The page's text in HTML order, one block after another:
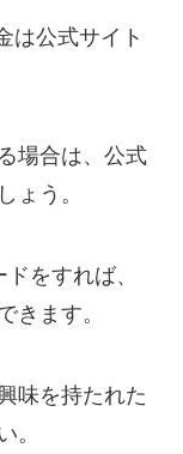
は公式サイト
場合は、公式
ょう。
をすれば、
きます。
味を持たれた
。